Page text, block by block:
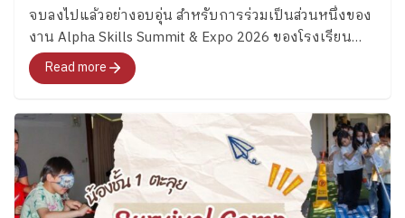
จบลงไปแล้วอย่างอบอุ่น สำหรับการร่วมเป็นส่วนหนึ่งของ
งาน Alpha Skills Summit & Expo 2026 ของโรงเรียน
เพลินพัฒนา ตลอด 3 วันของงาน เราได้เห็นภาพของ
“ชุมชนแห่งการเรียนรู้” ที่ค่อย ๆ ปรากฏขึ้นอย่างชัดเจน
Read more